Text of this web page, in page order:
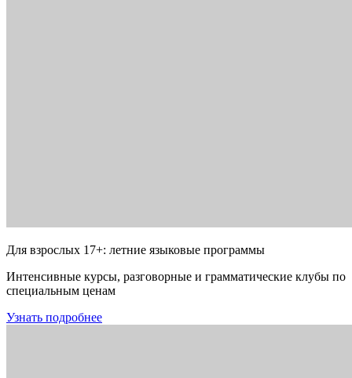
Для взрослых 17+: летние языковые программы
Интенсивные курсы, разговорные и грамматические клубы по
специальным ценам
Узнать подробнее